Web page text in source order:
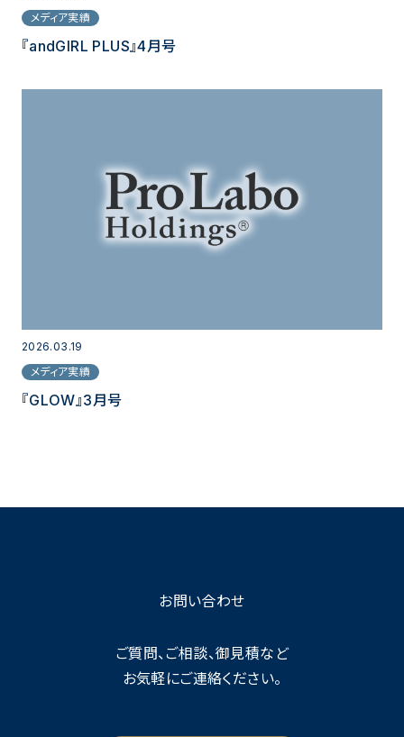
メディア実績
『andGIRL PLUS』4月号
2026.03.19
メディア実績
『GLOW』3月号
お問い合わせ
ご質問、ご相談、御見積など
お気軽にご連絡ください。